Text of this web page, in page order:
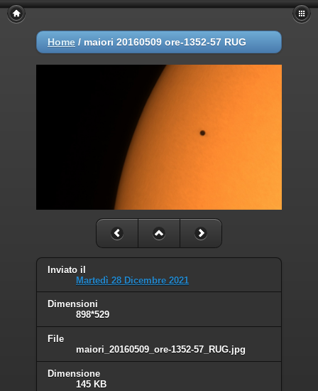
Home / maiori 20160509 ore-1352-57 RUG
Inviato il
Martedì 28 Dicembre 2021
Dimensioni
898*529
File
maiori_20160509_ore-1352-57_RUG.jpg
Dimensione
145 KB